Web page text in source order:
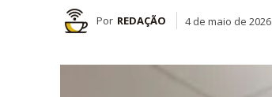
Por REDAÇÃO 4 de maio de 2026